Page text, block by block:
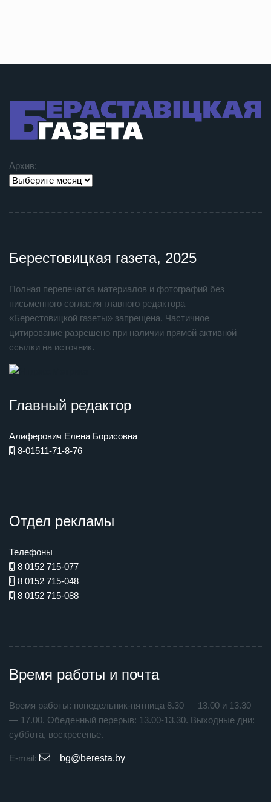
Архив:
Берестовицкая газета, 2025
Полная перепечатка материалов и фотографий без
письменного согласия главного редактора
«Берестовицкой газеты» запрещена. Частичное
цитирование разрешено при наличии прямой активной
ссылки на источник.
Главный редактор
Алиферович Елена Борисовна
8-01511-71-8-76
Отдел рекламы
Телефоны
8 0152 715-077
8 0152 715-048
8 0152 715-088
Время работы и почта
Время работы: понедельник-пятница 8.30 — 13.00 и 13.30
— 17.00. Обеденный перерыв: 13.00-13.30. Выходные дни:
суббота, воскресенье.
E-mail: bg@beresta.by